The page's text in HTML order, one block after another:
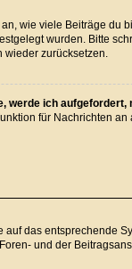
wie viele Beiträge
wurden. Bitte
wieder zurücksetzen.
werde ich aufgefordert,
für Nachrichten
das entsprechende
und der